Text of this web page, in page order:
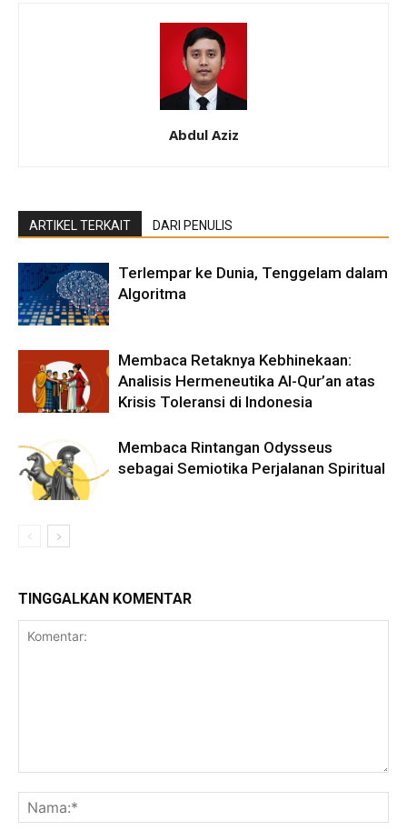
Abdul Aziz
ARTIKEL TERKAIT DARI PENULIS
Terlempar ke Dunia, Tenggelam dalam
Algoritma
Membaca Retaknya Kebhinekaan:
Analisis Hermeneutika Al-Qur’an atas
Krisis Toleransi di Indonesia
Membaca Rintangan Odysseus
sebagai Semiotika Perjalanan Spiritual
TINGGALKAN KOMENTAR